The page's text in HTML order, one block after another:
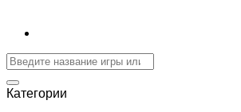
Категории